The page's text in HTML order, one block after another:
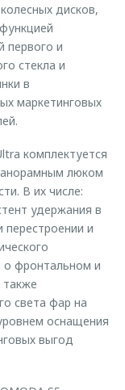
дисков,
первого и
стекла и
в
маркетинговых
комплектуется
люком
В их числе:
удержания в
и
о фронтальном и
также
света фар на
оснащения
выгод